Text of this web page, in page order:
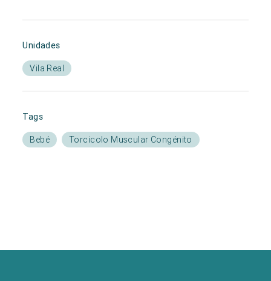
Unidades
Vila Real
Tags
Bebé Torcicolo Muscular Congénito